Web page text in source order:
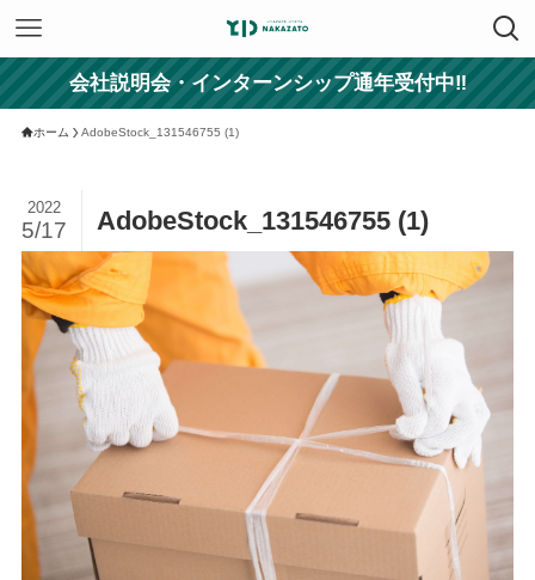
会社説明会・インターンシップ通年受付中‼
ホーム AdobeStock_131546755 (1)
AdobeStock_131546755 (1)
2022
5/17